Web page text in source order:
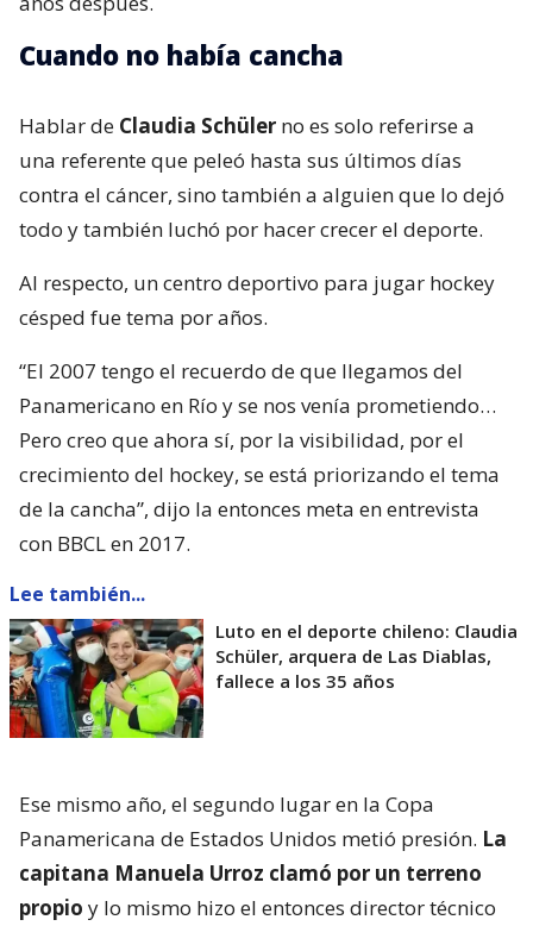
Cuando no había cancha
Hablar de Claudia Schüler no es solo referirse a
una referente que peleó hasta sus últimos días
contra el cáncer, sino también a alguien que lo dejó
todo y también luchó por hacer crecer el deporte.
Al respecto, un centro deportivo para jugar hockey
césped fue tema por años.
“El 2007 tengo el recuerdo de que llegamos del
Panamericano en Río y se nos venía prometiendo…
Pero creo que ahora sí, por la visibilidad, por el
crecimiento del hockey, se está priorizando el tema
de la cancha”, dijo la entonces meta en entrevista
con BBCL en 2017.
Lee también...
Luto en el deporte chileno: Claudia
Schüler, arquera de Las Diablas,
fallece a los 35 años
Ese mismo año, el segundo lugar en la Copa
Panamericana de Estados Unidos metió presión. La
capitana Manuela Urroz clamó por un terreno
propio y lo mismo hizo el entonces director técnico